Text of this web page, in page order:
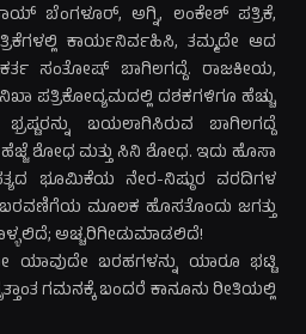
ಬೆಂಗಳೂರ್, ಅಗ್ನಿ, ಲಂಕೇಶ್ ಪತ್ರಿಕೆ,
ಕಾರ್ಯನಿರ್ವಹಿಸಿ, ತಮ್ಮದೇ ಆದ
ಸಂತೋಷ್ ಬಾಗಿಲಗದ್ದೆ. ರಾಜಕೀಯ,
ಪತ್ರಿಕೋದ್ಯಮದಲ್ಲಿ ದಶಕಗಳಿಗೂ ಹೆಚ್ಚು
ಬಯಲಾಗಿಸಿರುವ ಬಾಗಿಲಗದ್ದೆ
ಶೋಧ ಮತ್ತು ಸಿನಿ ಶೋಧ. ಇದು ಹೊಸಾ
ಭೂಮಿಕೆಯ ನೇರ-ನಿಷ್ಠುರ ವರದಿಗಳ
ಮೂಲಕ ಹೊಸತೊಂದು ಜಗತ್ತು
ಅಚ್ಚರಿಗೀಡುಮಾಡಲಿದೆ!
ಯಾವುದೇ ಬರಹಗಳನ್ನು ಯಾರೂ ಭಟ್ಟಿ
ಗಮನಕ್ಕೆ ಬಂದರೆ ಕಾನೂನು ರೀತಿಯಲ್ಲಿ